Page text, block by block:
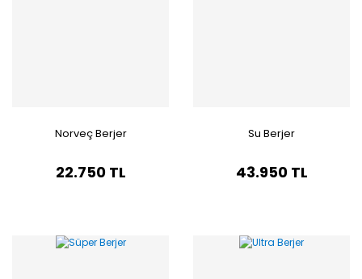
Norveç Berjer
22.750 TL
Su Berjer
43.950 TL